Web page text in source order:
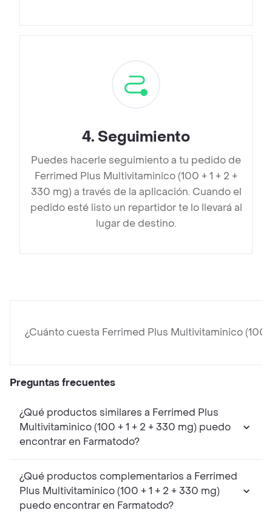
4. Seguimiento
Puedes hacerle seguimiento a tu pedido de
Ferrimed Plus Multivitaminico (100 + 1 + 2 +
330 mg) a través de la aplicación. Cuando el
pedido esté listo un repartidor te lo llevará al
lugar de destino.
¿Cuánto cuesta Ferrimed Plus Multivitaminico (100
Preguntas frecuentes
¿Qué productos similares a Ferrimed Plus
Multivitaminico (100 + 1 + 2 + 330 mg) puedo
encontrar en Farmatodo?
¿Qué productos complementarios a Ferrimed
Plus Multivitaminico (100 + 1 + 2 + 330 mg)
puedo encontrar en Farmatodo?